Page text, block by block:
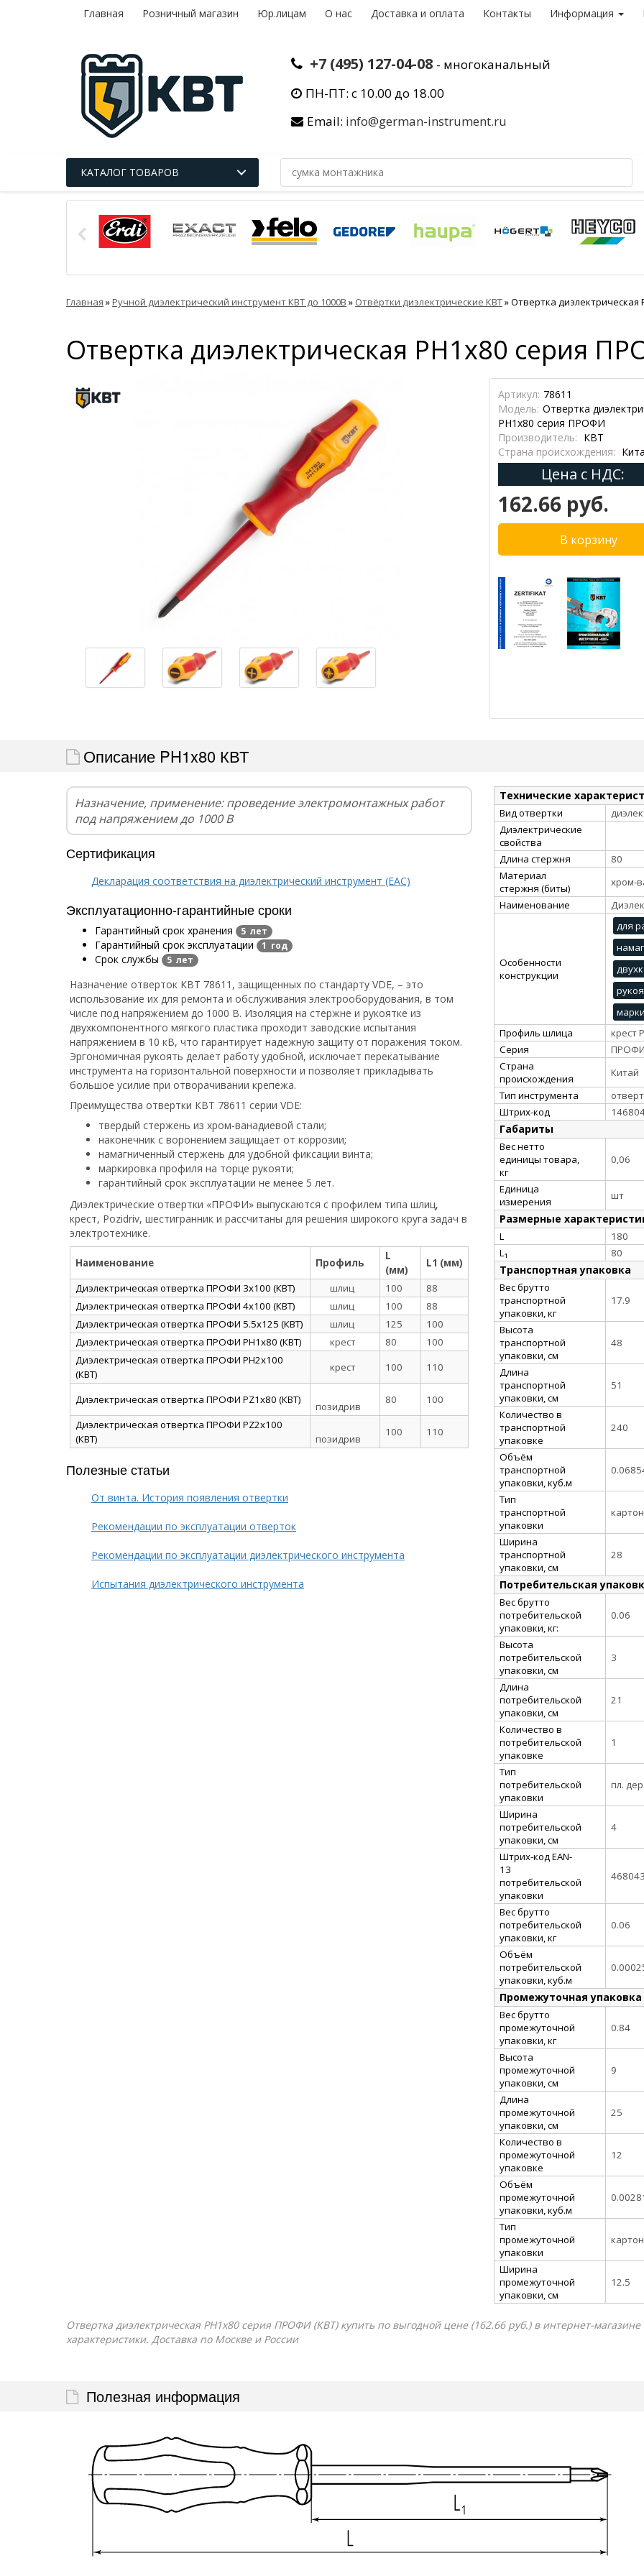
Главная Розничный магазин Юр.лицам О нас Доставка и оплата Контакты Информация
+7 (495) 127-04-08 - многоканальный
ПН-ПТ: с 10.00 до 18.00
Email: info@german-instrument.ru
КАТАЛОГ ТОВАРОВ
Главная »Ручной диэлектрический инструмент КВТ до 1000В » Отвёртки диэлектрические КВТ»Отвертка диэлектрическая
Отвертка диэлектрическая PH1x80 серия
Артикул: 78611
Модель: Отвертка
PH1x80 серия ПРОФИ
Производитель: КВТ
Страна происхождения:
Цена с НДС:
162.66 руб.
Описание PH1x80 КВТ
Назначение, применение: проведение электромонтажных работ
под напряжением до 1000 В
Сертификация
Декларация соответствия на диэлектрический инструмент (EAC)
Эксплуатационно-гарантийные сроки
Гарантийный срок хранения 5 лет
Гарантийный срок эксплуатации 1 год
Срок службы 5 лет
Назначение отверток КВТ 78611, защищенных по стандарту VDE, – это
использование их для ремонта и обслуживания электрооборудования, в том
числе под напряжением до 1000 В. Изоляция на стержне и рукоятке из
двухкомпонентного мягкого пластика проходит заводские испытания
напряжением в 10 кВ, что гарантирует надежную защиту от поражения током.
Эргономичная рукоять делает работу удобной, исключает перекатывание
инструмента на горизонтальной поверхности и позволяет прикладывать
большое усилие при отворачивании крепежа.
Преимущества отвертки КВТ 78611 серии VDE:
твердый стержень из хром-ванадиевой стали;
наконечник с воронением защищает от коррозии;
намагниченный стержень для удобной фиксации винта;
маркировка профиля на торце рукояти;
гарантийный срок эксплуатации не менее 5 лет.
Диэлектрические отвертки «ПРОФИ» выпускаются с профилем типа шлиц,
крест, Pozidriv, шестигранник и рассчитаны для решения широкого круга задач в
электротехнике.
Наименование Профиль
L
(мм)
L1 (мм)
Диэлектрическая отвертка ПРОФИ 3х100 (КВТ)
шлиц 100
88
Диэлектрическая отвертка ПРОФИ 4х100 (КВТ)
шлиц 100
88
Диэлектрическая отвертка ПРОФИ 5.5х125 (КВТ)
шлиц 125
100
Диэлектрическая отвертка ПРОФИ PH1x80 (КВТ)
крест 80
100
Диэлектрическая отвертка ПРОФИ PH2x100
(КВТ)
крест 100 110
Диэлектрическая отвертка ПРОФИ PZ1x80 (КВТ)
позидрив
80
100
Диэлектрическая отвертка ПРОФИ PZ2x100
(КВТ)
позидрив
100 110
Полезные статьи
От винта. История появления отвертки
Рекомендации по эксплуатации отверток
Рекомендации по эксплуатации диэлектрического инструмента
Испытания диэлектрического инструмента
Технические
Вид отвертки
Диэлектрические
свойства
Длина стержня
80
Материал
стержня (биты)
хром-
Наименование
Особенности
конструкции
для
Профиль шлица
крест
Серия
ПРОФИ
Страна
происхождения
Китай
Тип инструмента
Штрих-код
Габариты
Вес нетто
единицы товара,
кг
0,06
Единица
измерения
шт
Размерные
L
180
L₁
80
Транспортная упаковка
Вес брутто
транспортной
упаковки, кг
17.9
Высота
транспортной
упаковки, см
48
Длина
транспортной
упаковки, см
51
Количество в
транспортной
упаковке
240
Объём
транспортной
упаковки, куб.м
Тип
транспортной
упаковки
Ширина
транспортной
упаковки, см
28
Потребительская
Вес брутто
потребительской
упаковки, кг:
0.06
Высота
потребительской
упаковки, см
3
Длина
потребительской
упаковки, см
21
Количество в
потребительской
упаковке
1
Тип
потребительской
упаковки
пл.
Ширина
потребительской
упаковки, см
4
Штрих-код EAN-
13
потребительской
упаковки
Вес брутто
потребительской
упаковки, кг
0.06
Объём
потребительской
упаковки, куб.м
Промежуточная упаковка
Вес брутто
промежуточной
упаковки, кг
0.84
Высота
промежуточной
упаковки, см
9
Длина
промежуточной
упаковки, см
25
Количество в
промежуточной
упаковке
12
Объём
промежуточной
упаковки, куб.м
Тип
промежуточной
упаковки
Ширина
промежуточной
упаковки, см
12.5
Отвертка диэлектрическая PH1x80 серия ПРОФИ (КВТ) купить по выгодной цене (162.66 руб.) в интернет-
характеристики. Доставка по Москве и России
Полезная информация